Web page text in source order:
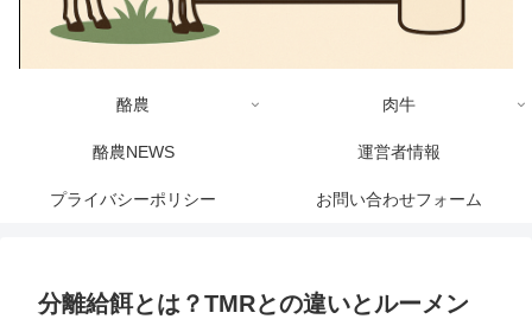
酪農 肉牛
酪農NEWS 運営者情報
プライバシーポリシー お問い合わせフォーム
分離給餌とは？TMRとの違いとルーメン